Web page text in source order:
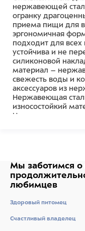
нержавеющей
огранку
приема пищи для
эргономичная
подходит для
устойчива и не
силиконовой
материал –
свежесть воды и
аксессуаров из
Нержавеющая
износостойкий
Нержавеющая
повреждений не
Отсутствие
запаха и не
Нержавеющая сталь
Мы заботимся о
любимцев
Здоровый питомец
Счастливый владелец